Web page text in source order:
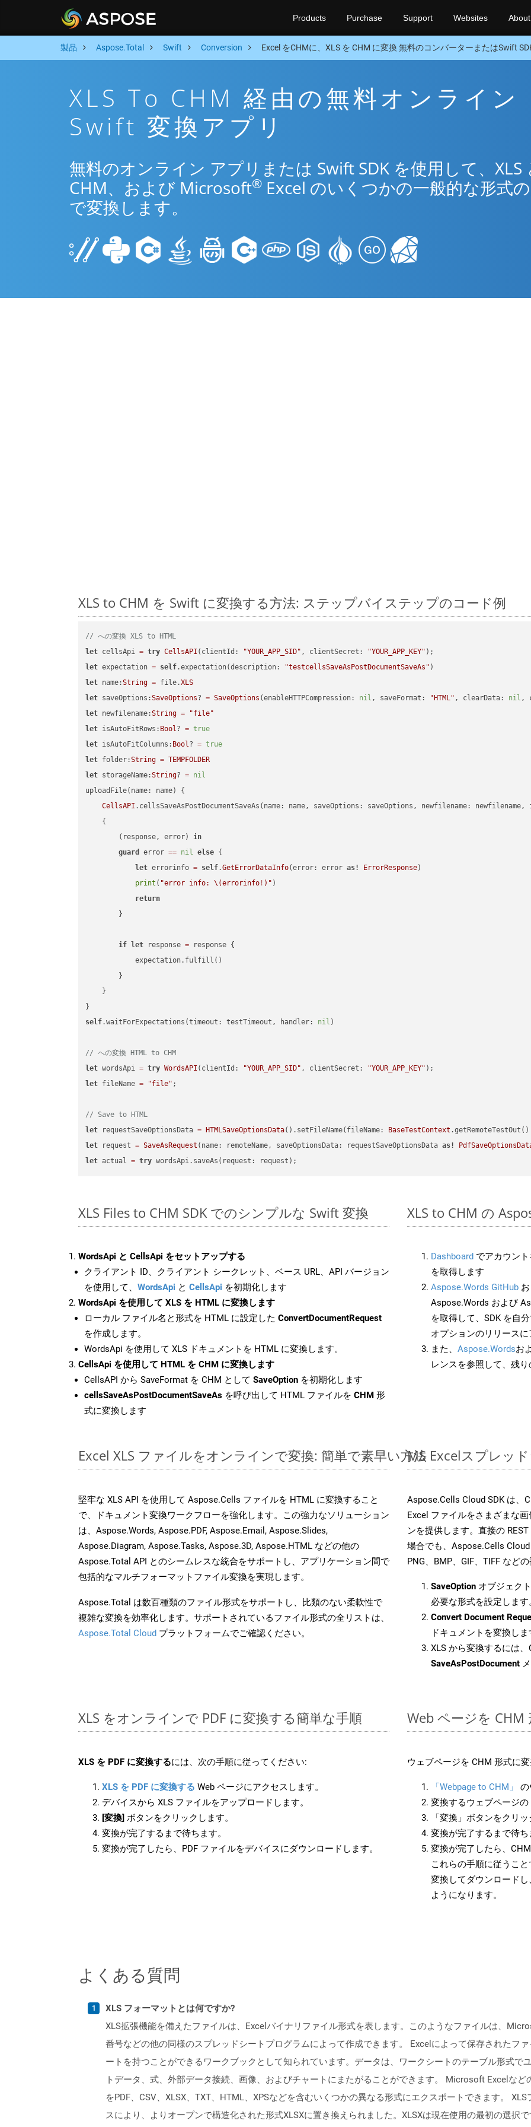
Products Purchase Support Websites About
製品 Aspose.Total Swift Conversion Excel をCHMに、XLS を CHM に変換 無料のコンバーターまたはSwift
XLS To CHM 経由の無料オンライン
Swift 変換アプリ
無料のオンライン アプリまたは Swift SDK を使用して、XLS
CHM、および Microsoft® Excel のいくつかの一般的な形式
で変換します。
XLS to CHM を Swift に変換する方法: ステップバイステップのコード例
// への変換 XLS to HTML
let cellsApi = try CellsAPI (clientId: "YOUR_APP_SID" , clientSecret: "YOUR_APP_KEY"
let expectation = self.expectation(description: "testcellsSaveAsPostDocumentSaveAs"
let name:String = file.XLS
let saveOptions:SaveOptions? = SaveOptions (enableHTTPCompression: nil , saveFormat: "HTML" , clearData: nil ,
let newfilename:String =
"file"
let isAutoFitRows: Bool? = true
let isAutoFitColumns: Bool? = true
let folder:String = TEMPFOLDER
let storageName:String? = nil
uploadFile(name: name) {
CellsAPI .cellsSaveAsPostDocumentSaveAs(name: name, saveOptions: saveOptions, newfilename:
    {
        (response, error)
in
guard
error == nil else {
let errorinfo = self.GetErrorDataInfo(error: error as! ErrorResponse)
print ( "error info: \(errorinfo ! ) " )
return
        }
if let response = response {
            expectation.fulfill()
        }
    }
self.waitForExpectations(timeout: testTimeout, handler: nil )
// への変換 HTML to CHM
let wordsApi = try WordsAPI (clientId: "YOUR_APP_SID" , clientSecret: "YOUR_APP_KEY"
let fileName = "file" ;
// Save to HTML
let requestSaveOptionsData = HTMLSaveOptionsData().setFileName(fileName: BaseTestContext
let request = SaveAsRequest (name: remoteName, saveOptionsData: requestSaveOptionsData as!
let actual = try
XLS Files to CHM SDK でのシンプルな Swift 変換
WordsApi と CellsApi をセットアップする
クライアント ID、クライアント シークレット、ベース URL、API バージョン
を使用して、 WordsApi と CellsApi を初期化します
WordsApi を使用して XLS を HTML に変換します
ローカル ファイル名と形式を HTML に設定した ConvertDocumentRequest
を作成します。
WordsApi を使用して XLS ドキュメントを HTML に変換します。
CellsApi を使用して HTML を CHM に変換します
CellsAPI から SaveFormat を CHM として SaveOption を初期化します
cellsSaveAsPostDocumentSaveAs を呼び出して HTML ファイルを CHM 形
式に変換します
XLS to CHM の
Dashboard でアカウン
を取得します
Aspose.Words GitHub
Aspose.Words および
を取得して、SDK を自
オプションのリリースに
また、 Aspose.Wordsお
レンスを参照して、残
Excel XLS ファイルをオンラインで変換: 簡単で素早い方法
堅牢な XLS API を使用して Aspose.Cells ファイルを HTML に変換すること
で、ドキュメント変換ワークフローを強化します。この強力なソリューション
は、Aspose.Words, Aspose.PDF, Aspose.Email, Aspose.Slides,
Aspose.Diagram, Aspose.Tasks, Aspose.3D, Aspose.HTML などの他の
Aspose.Total API とのシームレスな統合をサポートし、アプリケーション間で
包括的なマルチフォーマットファイル変換を実現します。
Aspose.Total は数百種類のファイル形式をサポートし、比類のない柔軟性で
複雑な変換を効率化します。サポートされているファイル形式の全リストは、
Aspose.Total Cloud プラットフォームでご確認ください。
MS Excelスプレッ
Aspose.Cells Cloud SDK は、
Excel ファイルをさまざまな
ンを提供します。直接の
場合でも、Aspose.Cells Cloud
PNG、BMP、GIF、TIFF など
SaveOption オブジェク
必要な形式を設定します
Convert Document
ドキュメントを変換しま
XLS から変換するには
SaveAsPostDocument
XLS をオンラインで PDF に変換する簡単な手順
XLS を PDF に変換するには、次の手順に従ってください:
XLS を PDF に変換する Web ページにアクセスします。
デバイスから XLS ファイルをアップロードします。
[変換] ボタンをクリックします。
変換が完了するまで待ちます。
変換が完了したら、PDF ファイルをデバイスにダウンロードします。
Web ページを CHM
ウェブページを CHM 形式に
「Webpage to CHM」
の
変換するウェブページの
「変換」ボタンをクリ
変換が完了するまで待ち
変換が完了したら、
これらの手順に従うこ
変換してダウンロード
ようになります。
よくある質問
XLS フォーマットとは何ですか?
XLS拡張機能を備えたファイルは、Excelバイナリファイル形式を表します。このようなファイルは、
番号などの他の同様のスプレッドシートプログラムによって作成できます。 Excelによって保存されたフ
ートを持つことができるワークブックとして知られています。データは、ワークシートのテーブル形式で
トデータ、式、外部データ接続、画像、およびチャートにまたがることができます。 Microsoft Excelな
をPDF、CSV、XLSX、TXT、HTML、XPSなどを含むいくつかの異なる形式にエクスポートできます。
スにより、よりオープンで構造化された形式XLSXに置き換えられました。XLSXは現在使用の最初の選択